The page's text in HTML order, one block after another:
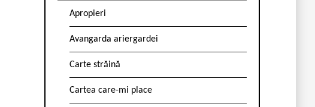
Apropieri
Avangarda ariergardei
Carte străină
Cartea care-mi place